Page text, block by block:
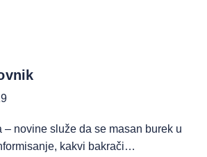
– novine služe da se masan burek u
kakvi bakrači…